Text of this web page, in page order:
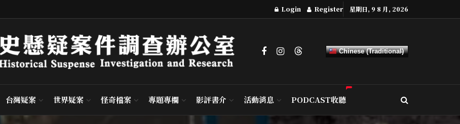
Login Register 星期日, 9 8 月, 2026
Chinese (Traditional)
台灣疑案 世界疑案 怪奇檔案 專題專欄 影評書介 活動消息 PODCAST收聽